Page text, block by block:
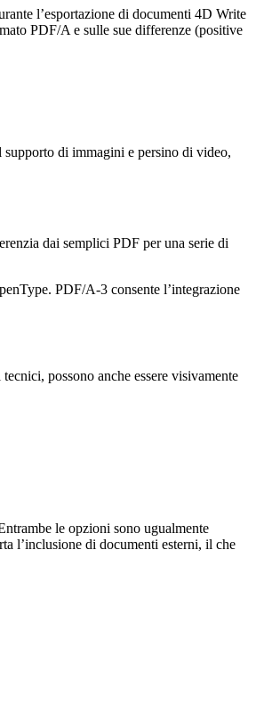
l’esportazione di documenti 4D Write
PDF/A e sulle sue differenze (positive
supporto di immagini e persino di video,
dai semplici PDF per una serie di
PDF/A-3 consente l’integrazione
possono anche essere visivamente
le opzioni sono ugualmente
l’inclusione di documenti esterni, il che